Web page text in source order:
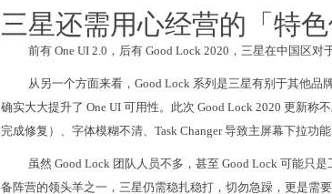
三星还需用心经营的「特色
前有 One UI 2.0，后有 Good Lock 2020，三星在中国区对
从另一个方面来看，Good Lock 系列是三星有别于其他
确实大大提升了 One UI 可用性。此次 Good Lock 2020 更新称
完成修复）、字体模糊不清、Task Changer 导致主屏幕下拉功
虽然 Good Lock 团队人员不多，甚至 Good Lock 可能只
备阵营的领头羊之一，三星仍需稳扎稳打，切勿急躁，更是需要